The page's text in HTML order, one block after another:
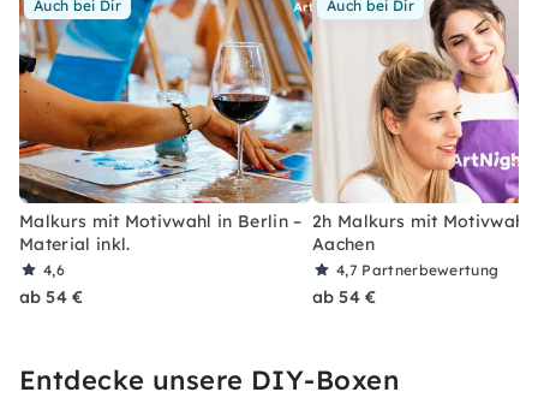
Auch bei Dir
Malkurs mit Motivwahl in Berlin –
Material inkl.
4,6
ab 54 €
Auch bei Dir
2h Malkurs mit Motivwahl
Aachen
4,7 Partnerbewertung
ab 54 €
Entdecke unsere DIY-Boxen